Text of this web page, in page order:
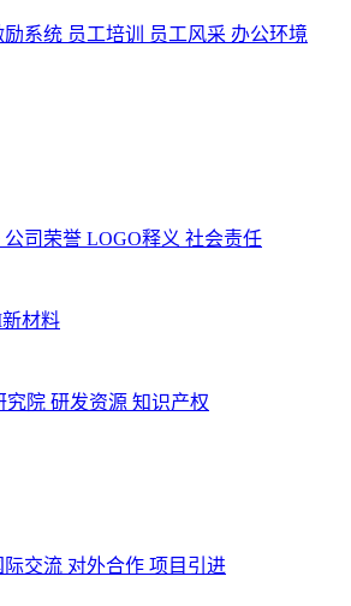
励系统 员工培训 员工风采 办公环境
公司荣誉 LOGO释义 社会责任
新材料
究院 研发资源 知识产权
际交流 对外合作 项目引进